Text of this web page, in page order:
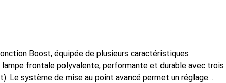
Boost, équipée de plusieurs caractéristiques
lampe frontale polyvalente, performante et durable avec trois
Le système de mise au point avancé permet un réglage